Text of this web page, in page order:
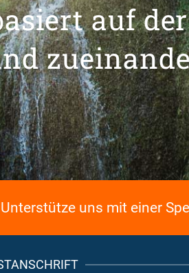
auf
Unterstütze uns mit einer